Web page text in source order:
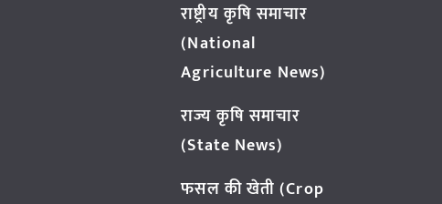
राष्ट्रीय कृषि समाचार
(National
Agriculture News)
राज्य कृषि समाचार
(State News)
फसल की खेती (Crop